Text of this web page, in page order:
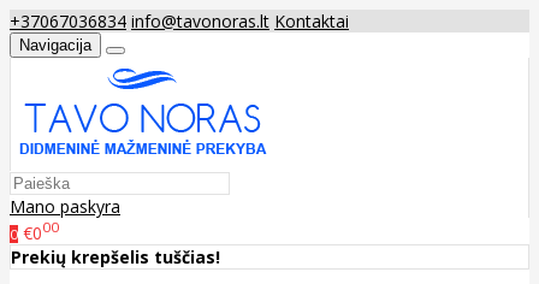
+37067036834 info@tavonoras.lt Kontaktai
Navigacija
Mano paskyra
0 €000
Prekių krepšelis tuščias!